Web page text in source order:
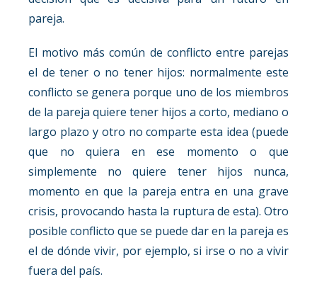
pareja.
El motivo más común de conflicto entre parejas
el de tener o no tener hijos: normalmente este
conflicto se genera porque uno de los miembros
de la pareja quiere tener hijos a corto, mediano o
largo plazo y otro no comparte esta idea (puede
que no quiera en ese momento o que
simplemente no quiere tener hijos nunca,
momento en que la pareja entra en una grave
crisis, provocando hasta la ruptura de esta). Otro
posible conflicto que se puede dar en la pareja es
el de dónde vivir, por ejemplo, si irse o no a vivir
fuera del país.